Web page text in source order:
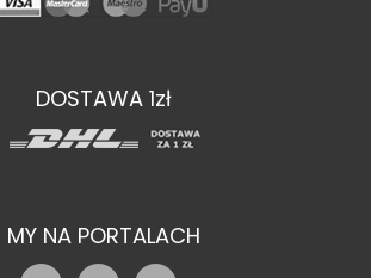
DOSTAWA 1zł
MY NA PORTALACH